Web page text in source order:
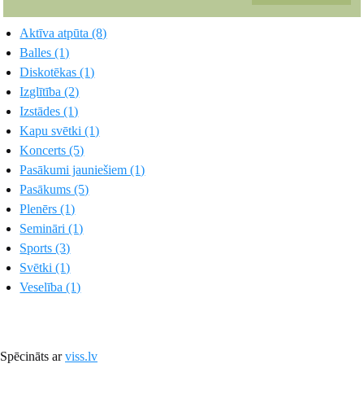
Aktīva atpūta (8)
Balles (1)
Diskotēkas (1)
Izglītība (2)
Izstādes (1)
Kapu svētki (1)
Koncerts (5)
Pasākumi jauniešiem (1)
Pasākums (5)
Plenērs (1)
Semināri (1)
Sports (3)
Svētki (1)
Veselība (1)
Spēcināts arviss.lv